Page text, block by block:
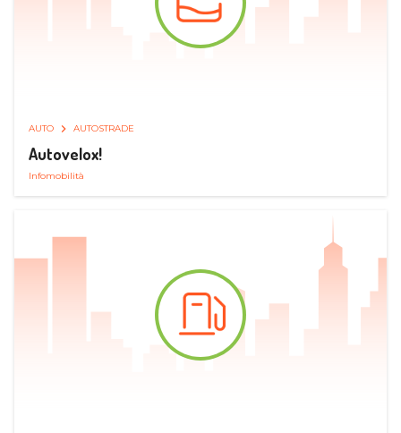
AUTO AUTOSTRADE
Autovelox!
Infomobilità